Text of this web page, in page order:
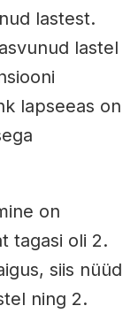
lastest.
lastel
lapseeas on
on
tagasi oli 2.
siis nüüd
ning 2.